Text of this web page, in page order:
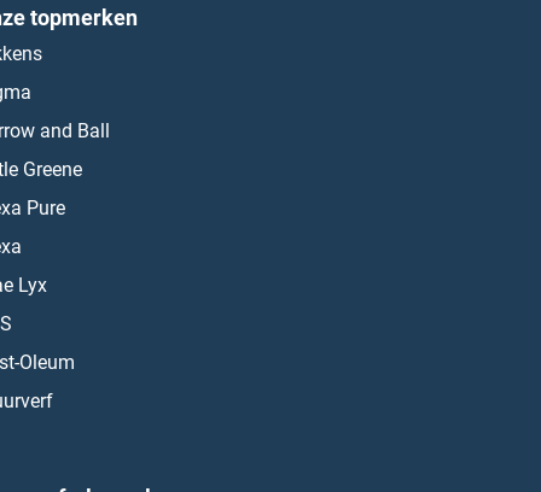
topmerken
and Ball
Greene
Pure
Lyx
Oleum